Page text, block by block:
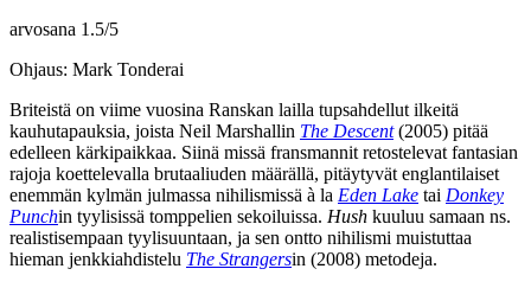
arvosana 1.5/5
Ohjaus: Mark Tonderai
Briteistä on viime vuosina Ranskan lailla tupsahdellut ilkeitä
kauhutapauksia, joista Neil Marshallin The Descent(2005) pitää
edelleen kärkipaikkaa. Siinä missä fransmannit retostelevat fantasian
rajoja koettelevalla brutaaliuden määrällä, pitäytyvät englantilaiset
enemmän kylmän julmassa nihilismissä à la Eden Lake tai Donkey
Punchin tyylisissä tomppelien sekoiluissa. Hush kuuluu samaan ns.
realistisempaan tyylisuuntaan, ja sen ontto nihilismi muistuttaa
hieman jenkkiahdistelu The Strangersin (2008) metodeja.